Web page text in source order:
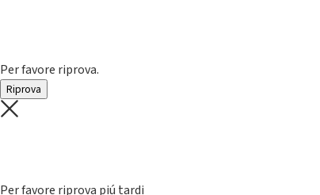
Per favore riprova.
Riprova
Per favore riprova piú tardi